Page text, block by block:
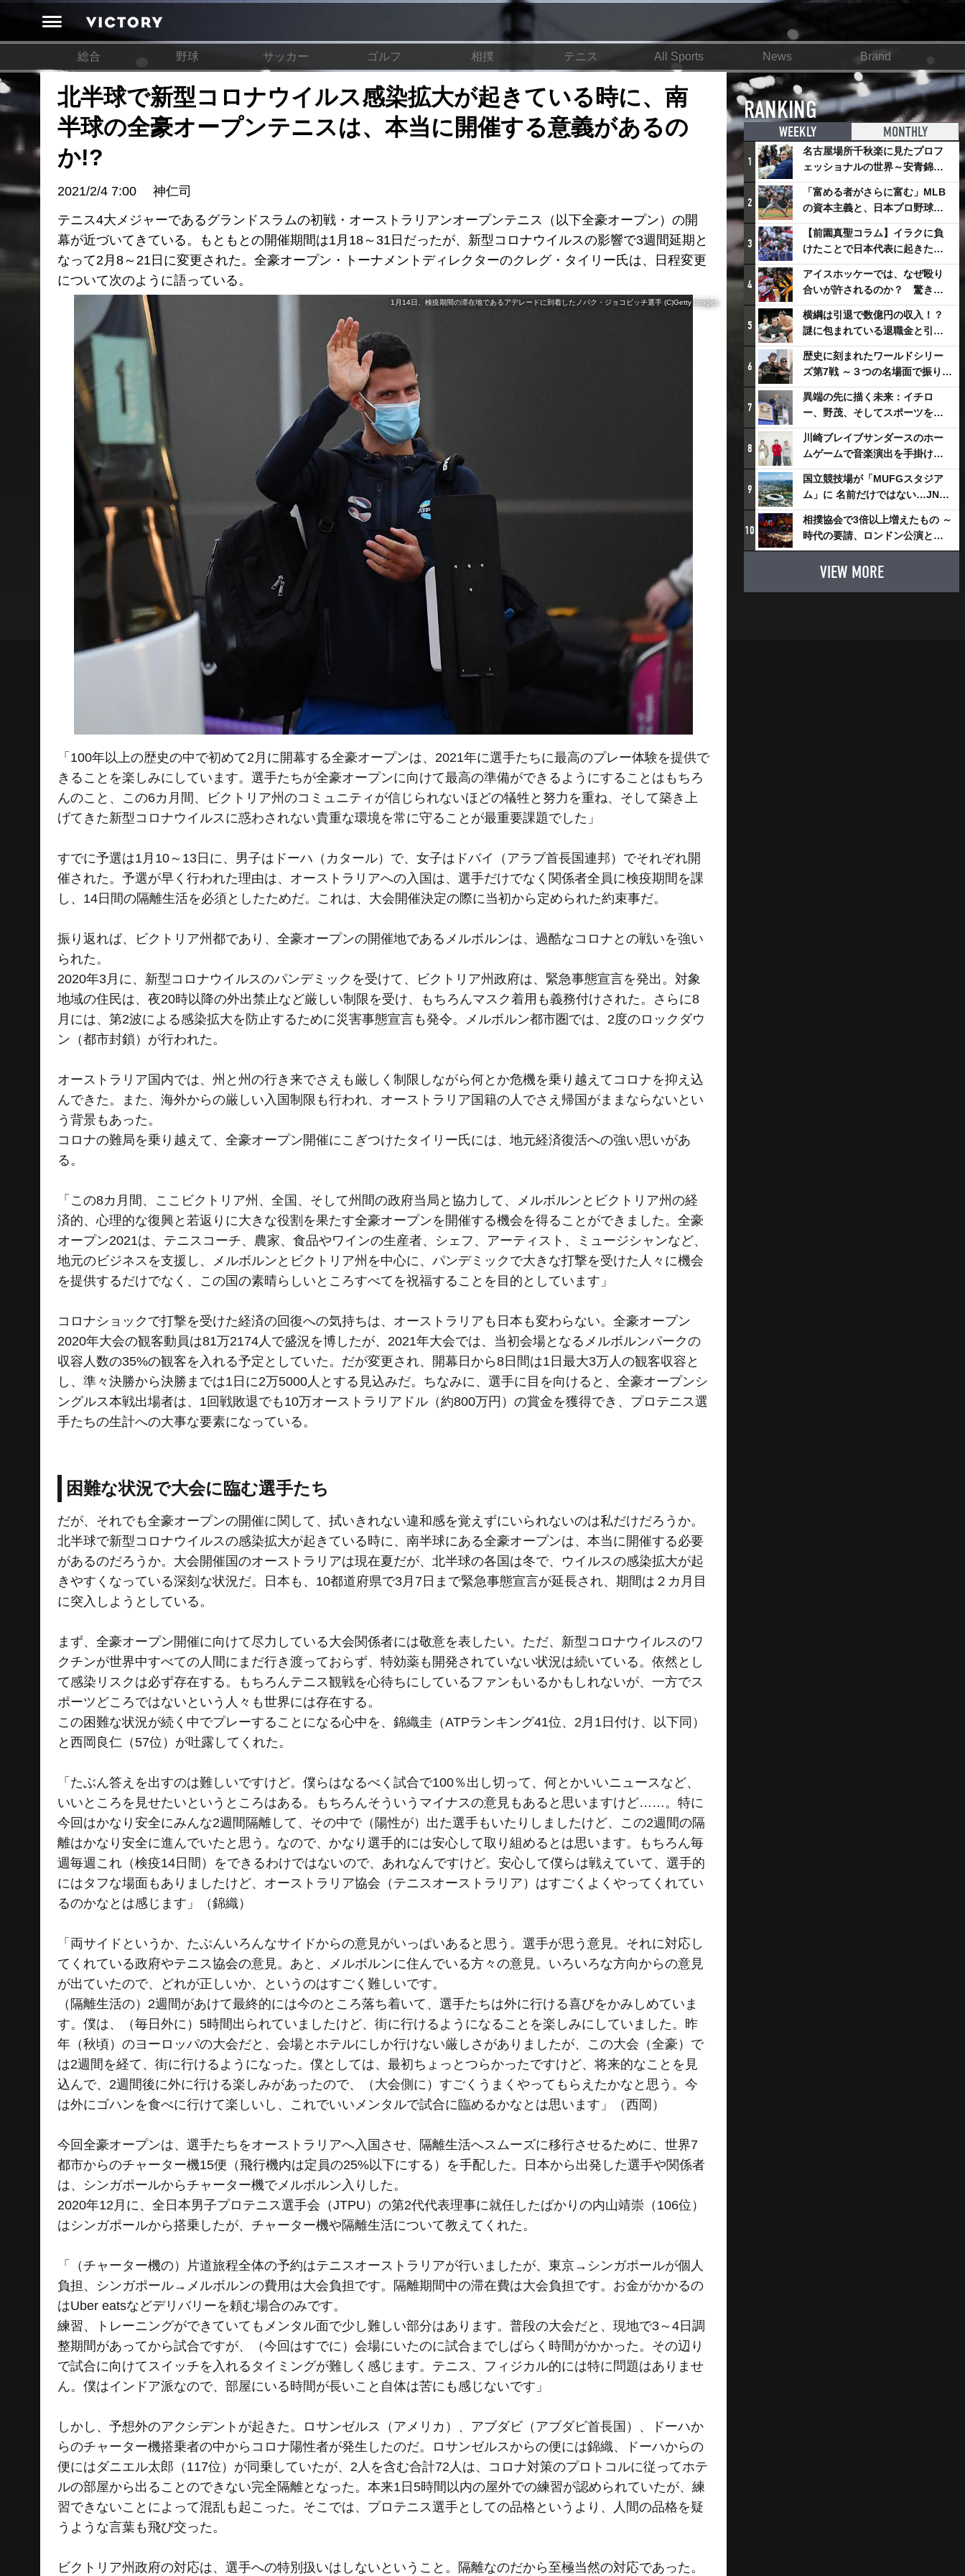
総合 野球 サッカー ゴルフ 相撲 テニス All Sports News Brand
北半球で新型コロナウイルス感染拡大が起きている時に、南
半球の全豪オープンテニスは、本当に開催する意義があるの
か!?
2021/2/4 7:00
神仁司
テニス4大メジャーであるグランドスラムの初戦・オーストラリアンオープンテニス（以下全豪オープン）の開
幕が近づいてきている。もともとの開催期間は1月18～31日だったが、新型コロナウイルスの影響で3週間延期と
なって2月8～21日に変更された。全豪オープン・トーナメントディレクターのクレグ・タイリー氏は、日程変更
について次のように語っている。
1月14日、検疫期間の滞在地であるアデレードに到着したノバク・ジョコビッチ選手 (C)Getty Images
「100年以上の歴史の中で初めて2月に開幕する全豪オープンは、2021年に選手たちに最高のプレー体験を提供で
きることを楽しみにしています。選手たちが全豪オープンに向けて最高の準備ができるようにすることはもちろ
んのこと、この6カ月間、ビクトリア州のコミュニティが信じられないほどの犠牲と努力を重ね、そして築き上
げてきた新型コロナウイルスに惑わされない貴重な環境を常に守ることが最重要課題でした」
すでに予選は1月10～13日に、男子はドーハ（カタール）で、女子はドバイ（アラブ首長国連邦）でそれぞれ開
催された。予選が早く行われた理由は、オーストラリアへの入国は、選手だけでなく関係者全員に検疫期間を課
し、14日間の隔離生活を必須としたためだ。これは、大会開催決定の際に当初から定められた約束事だ。
振り返れば、ビクトリア州都であり、全豪オープンの開催地であるメルボルンは、過酷なコロナとの戦いを強い
られた。
2020年3月に、新型コロナウイルスのパンデミックを受けて、ビクトリア州政府は、緊急事態宣言を発出。対象
地域の住民は、夜20時以降の外出禁止など厳しい制限を受け、もちろんマスク着用も義務付けされた。さらに8
月には、第2波による感染拡大を防止するために災害事態宣言も発令。メルボルン都市圏では、2度のロックダウ
ン（都市封鎖）が行われた。
オーストラリア国内では、州と州の行き来でさえも厳しく制限しながら何とか危機を乗り越えてコロナを抑え込
んできた。また、海外からの厳しい入国制限も行われ、オーストラリア国籍の人でさえ帰国がままならないとい
う背景もあった。
コロナの難局を乗り越えて、全豪オープン開催にこぎつけたタイリー氏には、地元経済復活への強い思いがあ
る。
「この8カ月間、ここビクトリア州、全国、そして州間の政府当局と協力して、メルボルンとビクトリア州の経
済的、心理的な復興と若返りに大きな役割を果たす全豪オープンを開催する機会を得ることができました。全豪
オープン2021は、テニスコーチ、農家、食品やワインの生産者、シェフ、アーティスト、ミュージシャンなど、
地元のビジネスを支援し、メルボルンとビクトリア州を中心に、パンデミックで大きな打撃を受けた人々に機会
を提供するだけでなく、この国の素晴らしいところすべてを祝福することを目的としています」
コロナショックで打撃を受けた経済の回復への気持ちは、オーストラリアも日本も変わらない。全豪オープン
2020年大会の観客動員は81万2174人で盛況を博したが、2021年大会では、当初会場となるメルボルンパークの
収容人数の35%の観客を入れる予定としていた。だが変更され、開幕日から8日間は1日最大3万人の観客収容と
し、準々決勝から決勝までは1日に2万5000人とする見込みだ。ちなみに、選手に目を向けると、全豪オープンシ
ングルス本戦出場者は、1回戦敗退でも10万オーストラリアドル（約800万円）の賞金を獲得でき、プロテニス選
手たちの生計への大事な要素になっている。
困難な状況で大会に臨む選手たち
だが、それでも全豪オープンの開催に関して、拭いきれない違和感を覚えずにいられないのは私だけだろうか。
北半球で新型コロナウイルスの感染拡大が起きている時に、南半球にある全豪オープンは、本当に開催する必要
があるのだろうか。大会開催国のオーストラリアは現在夏だが、北半球の各国は冬で、ウイルスの感染拡大が起
きやすくなっている深刻な状況だ。日本も、10都道府県で3月7日まで緊急事態宣言が延長され、期間は２カ月目
に突入しようとしている。
まず、全豪オープン開催に向けて尽力している大会関係者には敬意を表したい。ただ、新型コロナウイルスのワ
クチンが世界中すべての人間にまだ行き渡っておらず、特効薬も開発されていない状況は続いている。依然とし
て感染リスクは必ず存在する。もちろんテニス観戦を心待ちにしているファンもいるかもしれないが、一方でス
ポーツどころではないという人々も世界には存在する。
この困難な状況が続く中でプレーすることになる心中を、錦織圭（ATPランキング41位、2月1日付け、以下同）
と西岡良仁（57位）が吐露してくれた。
「たぶん答えを出すのは難しいですけど。僕らはなるべく試合で100％出し切って、何とかいいニュースなど、
いいところを見せたいというところはある。もちろんそういうマイナスの意見もあると思いますけど……。特に
今回はかなり安全にみんな2週間隔離して、その中で（陽性が）出た選手もいたりしましたけど、この2週間の隔
離はかなり安全に進んでいたと思う。なので、かなり選手的には安心して取り組めるとは思います。もちろん毎
週毎週これ（検疫14日間）をできるわけではないので、あれなんですけど。安心して僕らは戦えていて、選手的
にはタフな場面もありましたけど、オーストラリア協会（テニスオーストラリア）はすごくよくやってくれてい
るのかなとは感じます」（錦織）
「両サイドというか、たぶんいろんなサイドからの意見がいっぱいあると思う。選手が思う意見。それに対応し
てくれている政府やテニス協会の意見。あと、メルボルンに住んでいる方々の意見。いろいろな方向からの意見
が出ていたので、どれが正しいか、というのはすごく難しいです。
（隔離生活の）2週間があけて最終的には今のところ落ち着いて、選手たちは外に行ける喜びをかみしめていま
す。僕は、（毎日外に）5時間出られていましたけど、街に行けるようになることを楽しみにしていました。昨
年（秋頃）のヨーロッパの大会だと、会場とホテルにしか行けない厳しさがありましたが、この大会（全豪）で
は2週間を経て、街に行けるようになった。僕としては、最初ちょっとつらかったですけど、将来的なことを見
込んで、2週間後に外に行ける楽しみがあったので、（大会側に）すごくうまくやってもらえたかなと思う。今
は外にゴハンを食べに行けて楽しいし、これでいいメンタルで試合に臨めるかなとは思います」（西岡）
今回全豪オープンは、選手たちをオーストラリアへ入国させ、隔離生活へスムーズに移行させるために、世界7
都市からのチャーター機15便（飛行機内は定員の25%以下にする）を手配した。日本から出発した選手や関係者
は、シンガポールからチャーター機でメルボルン入りした。
2020年12月に、全日本男子プロテニス選手会（JTPU）の第2代代表理事に就任したばかりの内山靖崇（106位）
はシンガポールから搭乗したが、チャーター機や隔離生活について教えてくれた。
「（チャーター機の）片道旅程全体の予約はテニスオーストラリアが行いましたが、東京→シンガポールが個人
負担、シンガポール→メルボルンの費用は大会負担です。隔離期間中の滞在費は大会負担です。お金がかかるの
はUber eatsなどデリバリーを頼む場合のみです。
練習、トレーニングができていてもメンタル面で少し難しい部分はあります。普段の大会だと、現地で3～4日調
整期間があってから試合ですが、（今回はすでに）会場にいたのに試合までしばらく時間がかかった。その辺り
で試合に向けてスイッチを入れるタイミングが難しく感じます。テニス、フィジカル的には特に問題はありませ
ん。僕はインドア派なので、部屋にいる時間が長いこと自体は苦にも感じないです」
しかし、予想外のアクシデントが起きた。ロサンゼルス（アメリカ）、アブダビ（アブダビ首長国）、ドーハか
らのチャーター機搭乗者の中からコロナ陽性者が発生したのだ。ロサンゼルスからの便には錦織、ドーハからの
便にはダニエル太郎（117位）が同乗していたが、2人を含む合計72人は、コロナ対策のプロトコルに従ってホテ
ルの部屋から出ることのできない完全隔離となった。本来1日5時間以内の屋外での練習が認められていたが、練
習できないことによって混乱も起こった。そこでは、プロテニス選手としての品格というより、人間の品格を疑
うような言葉も飛び交った。
ビクトリア州政府の対応は、選手への特別扱いはしないということ。隔離なのだから至極当然の対応であった。
RANKING
WEEKLY MONTHLY
1
名古屋場所千秋楽に見たプロフ
ェッショナルの世界～安青錦の
優勝を巡るさまざまなドラマ
2
「富める者がさらに富む」MLB
の資本主義と、日本プロ野球が
踏み出せない一歩
3
【前園真聖コラム】イラクに負
けたことで日本代表に起きたプ
ラスとは
4
アイスホッケーでは、なぜ殴り
合いが許されるのか？ 驚きの
「ファイティング」ルールにつ
いて
5
横綱は引退で数億円の収入！？
謎に包まれている退職金と引退
相撲興行
6
歴史に刻まれたワールドシリー
ズ第7戦 ～３つの名場面で振り返
る～
7
異端の先に描く未来：イチロ
ー、野茂、そしてスポーツを支
える科学界の挑戦
8
川崎ブレイブサンダースのホー
ムゲームで音楽演出を手掛ける
スチャダラパーが川崎新！アリ
ーナシティ・プロジェクトを語
る 「楽しみでしかないでしょ。
川崎は、ずっと成長曲線だか
ら」
9
国立競技場が「MUFGスタジア
ム」に 名前だけではない…JNSE
とMUFGが“共創”し描く地域活
性化・社会価値創造の近未来図
とは
10
相撲協会で3倍以上増えたもの ～
時代の要請、ロンドン公演と古
式大相撲
VIEW MORE